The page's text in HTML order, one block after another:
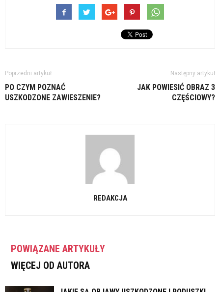
Poprzedni artykuł
PO CZYM POZNAĆ
USZKODZONE ZAWIESZENIE?
Następny artykuł
JAK POWIESIĆ OBRAZ 3
CZĘŚCIOWY?
REDAKCJA
POWIĄZANE ARTYKUŁY
WIĘCEJ OD AUTORA